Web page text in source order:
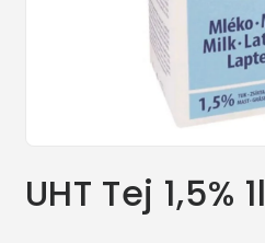
megnyitása
a
UHT Tej 1,5% 1l